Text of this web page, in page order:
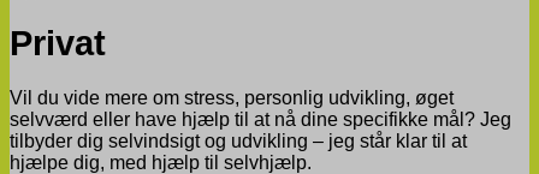
Privat
Vil du vide mere om stress, personlig udvikling, øget
selvværd eller have hjælp til at nå dine specifikke mål? Jeg
tilbyder dig selvindsigt og udvikling – jeg står klar til at
hjælpe dig, med hjælp til selvhjælp.